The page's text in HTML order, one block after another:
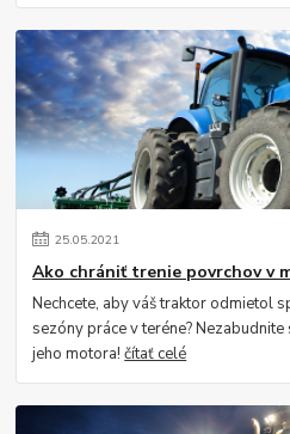
25.05.2021
Ako chrániť trenie povrchov v
Nechcete, aby váš traktor odmietol
sezóny práce v teréne?
jeho motora!čítať celé